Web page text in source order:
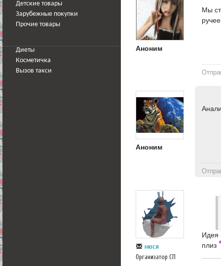
Детские товары
Зарубежные покупки
Прочие товары
Диеты
Косметичка
Вызов такси
Аноним
Мы
Аноним
нюся
Организатор СП
Идея
плиз